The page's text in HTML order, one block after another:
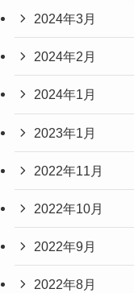
2024年3月
2024年2月
2024年1月
2023年1月
2022年11月
2022年10月
2022年9月
2022年8月